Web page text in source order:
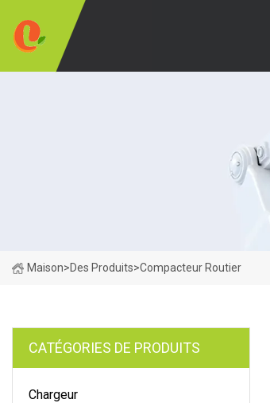
Maison>Des Produits>Compacteur Routier
CATÉGORIES DE PRODUITS
Chargeur